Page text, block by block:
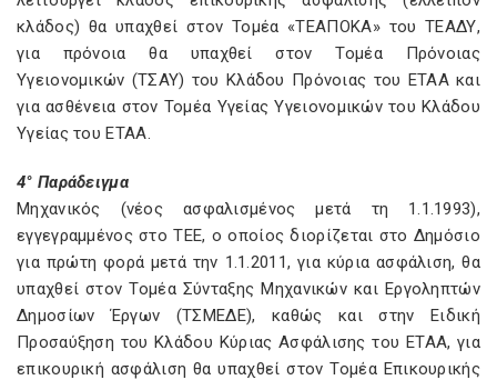
κλάδος) θα υπαχθεί στον Τομέα «ΤΕΑΠΟΚΑ» του ΤΕΑΔΥ,
για πρόνοια θα υπαχθεί στον Τομέα Πρόνοιας
Υγειονομικών (ΤΣΑΥ) του Κλάδου Πρόνοιας του ΕΤΑΑ και
για ασθένεια στον Τομέα Υγείας Υγειονομικών του Κλάδου
Υγείας του ΕΤΑΑ.
4° Παράδειγμα
Μηχανικός (νέος ασφαλισμένος μετά τη 1.1.1993),
εγγεγραμμένος στο TEE, ο οποίος διορίζεται στο Δημόσιο
για πρώτη φορά μετά την 1.1.2011, για κύρια ασφάλιση, θα
υπαχθεί στον Τομέα Σύνταξης Μηχανικών και Εργοληπτών
Δημοσίων Έργων (ΤΣΜΕΔΕ), καθώς και στην Ειδική
Προσαύξηση του Κλάδου Κύριας Ασφάλισης του ΕΤΑΑ, για
επικουρική ασφάλιση θα υπαχθεί στον Τομέα Επικουρικής